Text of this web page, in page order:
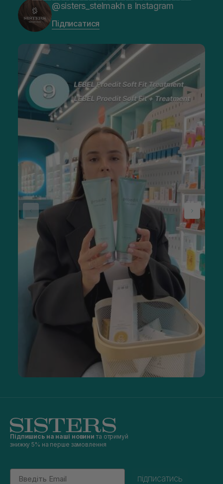
@sisters_stelmakh в Instagram
Підписатися
Підпишись на наші новини та отримуй
знижку 5% на перше замовлення
Email
підписатись